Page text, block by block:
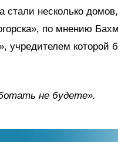
стали несколько
по мнению
учредителем которой
не будете».